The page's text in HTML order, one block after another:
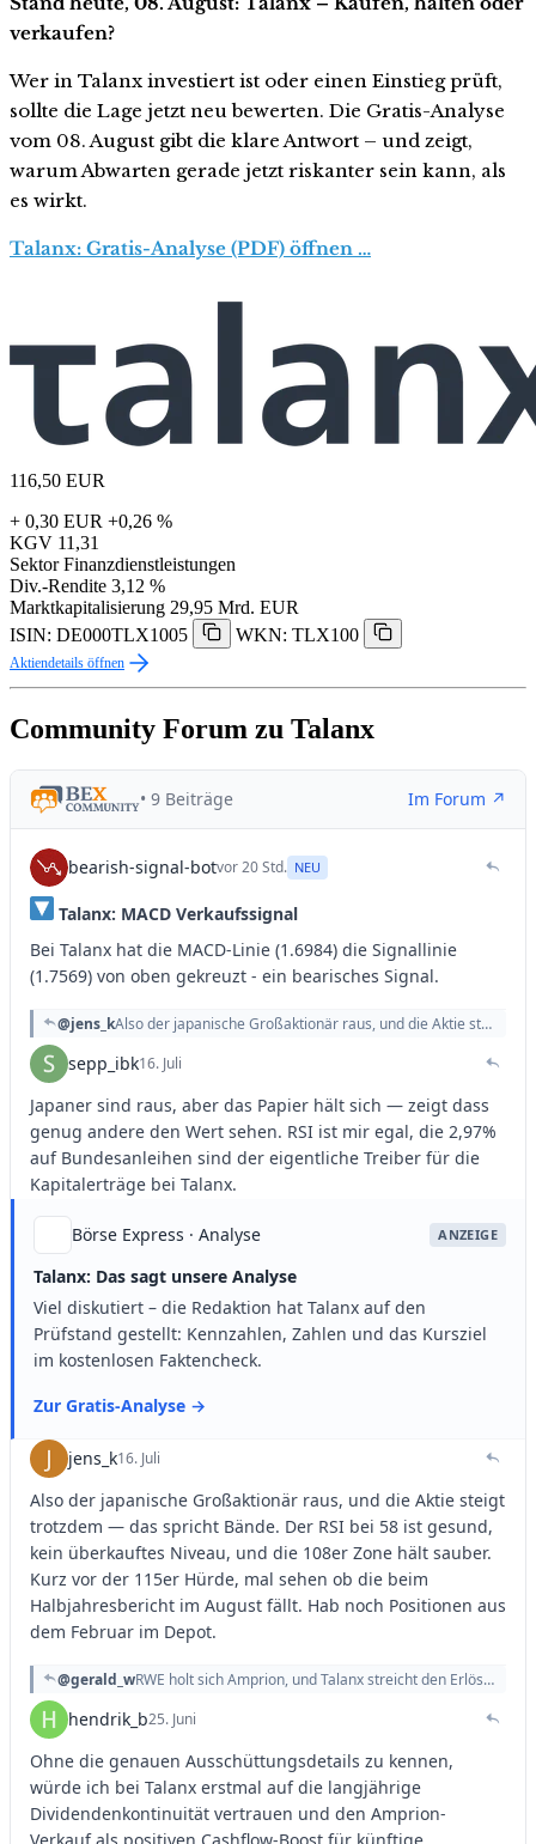
verkaufen?
Wer in Talanx investiert ist oder einen Einstieg prüft,
sollte die Lage jetzt neu bewerten. Die Gratis-Analyse
vom 08. August gibt die klare Antwort – und zeigt,
warum Abwarten gerade jetzt riskanter sein kann, als
es wirkt.
Talanx: Gratis-Analyse (PDF) öffnen …
116,50 EUR
+ 0,30 EUR +0,26 %
KGV 11,31
Sektor Finanzdienstleistungen
Div.-Rendite 3,12 %
Marktkapitalisierung 29,95 Mrd. EUR
ISIN: DE000TLX1005
WKN: TLX100
Aktiendetails öffnen
Community Forum zu Talanx